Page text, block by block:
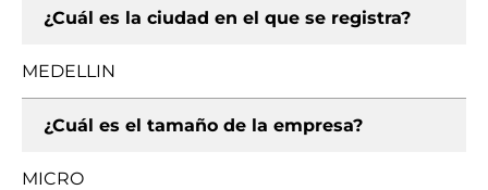
¿Cuál es la ciudad en el que se registra?
MEDELLIN
¿Cuál es el tamaño de la empresa?
MICRO